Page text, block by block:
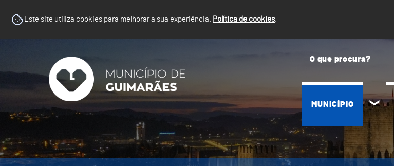
Este site utiliza cookies para melhorar a sua experiência. Política de cookies.
MUNICÍPIO